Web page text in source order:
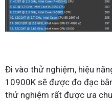
Đi vào thử nghiệm, hiệu
10900K sẽ được đo đạc
thử nghiệm rất được ưa